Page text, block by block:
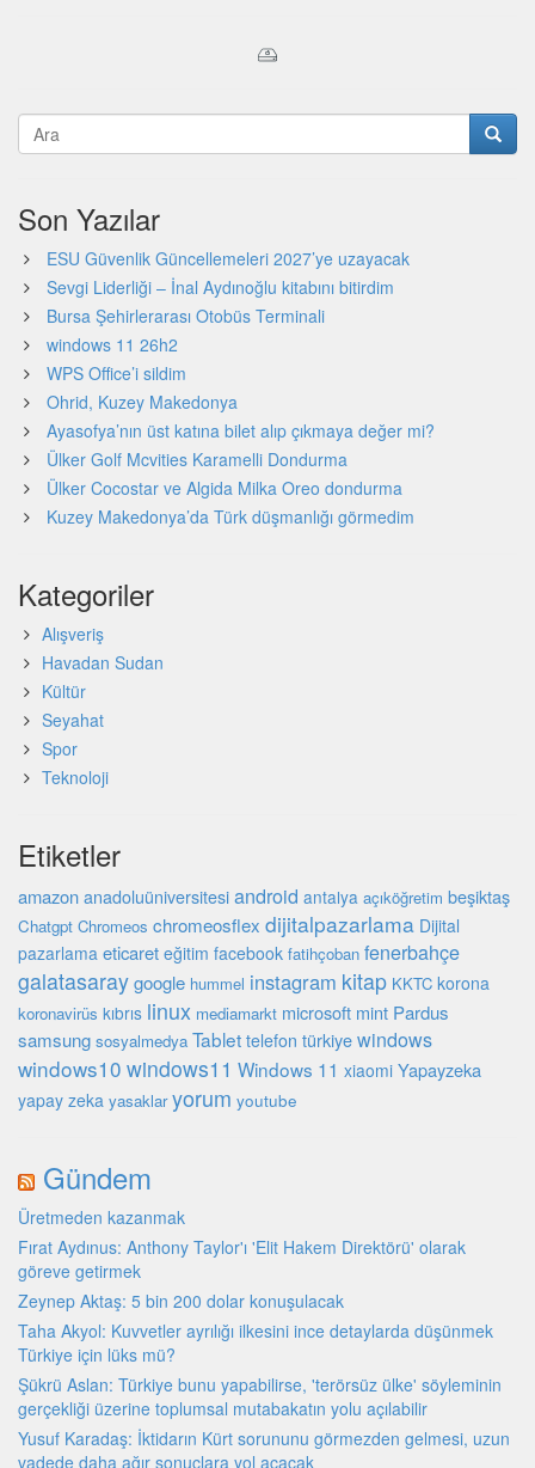
Son Yazılar
ESU Güvenlik Güncellemeleri 2027’ye uzayacak
Sevgi Liderliği – İnal Aydınoğlu kitabını bitirdim
Bursa Şehirlerarası Otobüs Terminali
windows 11 26h2
WPS Office’i sildim
Ohrid, Kuzey Makedonya
Ayasofya’nın üst katına bilet alıp çıkmaya değer mi?
Ülker Golf Mcvities Karamelli Dondurma
Ülker Cocostar ve Algida Milka Oreo dondurma
Kuzey Makedonya’da Türk düşmanlığı görmedim
Kategoriler
Alışveriş
Havadan Sudan
Kültür
Seyahat
Spor
Teknoloji
Etiketler
amazon anadoluüniversitesi android antalya açıköğretim beşiktaş
Chatgpt Chromeos chromeosflex dijitalpazarlama Dijital
pazarlama eticaret eğitim facebook fatihçoban fenerbahçe
galatasaraygoogle hummel instagram kitap KKTC korona
koronavirüs kıbrıs linux mediamarkt microsoft mint Pardus
samsung sosyalmedya Tablet telefon türkiyewindows
windows10 windows11 Windows 11 xiaomi Yapayzeka
yapay zeka yasaklar yorum youtube
Gündem
Üretmeden kazanmak
Fırat Aydınus: Anthony Taylor'ı 'Elit Hakem Direktörü' olarak
göreve getirmek
Zeynep Aktaş: 5 bin 200 dolar konuşulacak
Taha Akyol: Kuvvetler ayrılığı ilkesini ince detaylarda düşünmek
Türkiye için lüks mü?
Şükrü Aslan: Türkiye bunu yapabilirse, 'terörsüz ülke' söyleminin
gerçekliği üzerine toplumsal mutabakatın yolu açılabilir
Yusuf Karadaş: İktidarın Kürt sorununu görmezden gelmesi, uzun
vadede daha ağır sonuçlara yol açacak